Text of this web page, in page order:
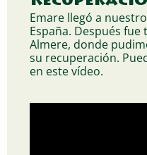
Emare llegó a
España. Después fue
Almere, donde
su recuperación.
en este vídeo.